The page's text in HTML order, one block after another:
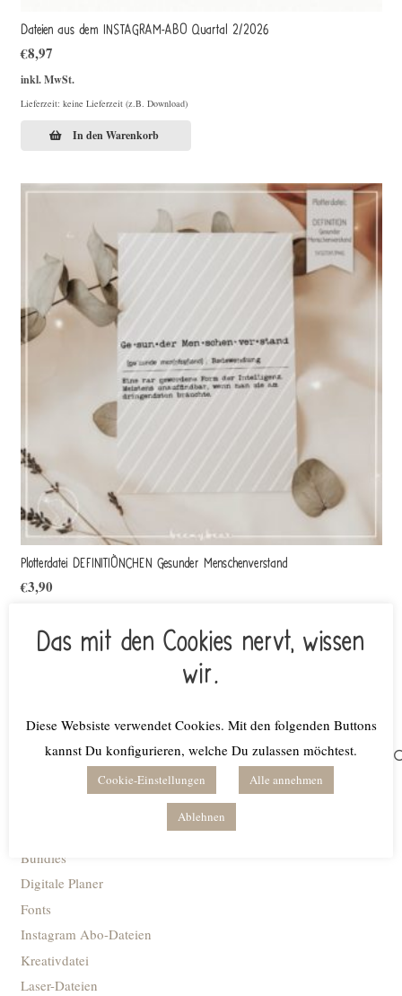
Dateien aus dem INSTAGRAM-ABO Quartal 2/2026
€8,97
inkl. MwSt.
Lieferzeit: keine Lieferzeit (z.B. Download)
In den Warenkorb
Plotterdatei DEFINITIÖNCHEN Gesunder Menschenverstand
€3,90
Lieferzeit: keine Lieferzeit (z.B. Download)
Suchen
Produktkategorien
Bundles
Digitale Planer
Fonts
Instagram Abo-Dateien
Kreativdatei
Laser-Dateien
Das mit den Cookies nervt, wissen
wir.
Diese Websiste verwendet Cookies. Mit den folgenden Buttons
kannst Du konfigurieren, welche Du zulassen möchtest.
Cookie-Einstellungen Alle annehmen
Ablehnen